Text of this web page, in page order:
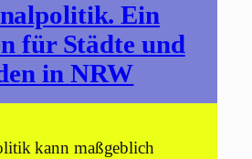
Ein
für Städte und
in NRW
kann maßgeblich